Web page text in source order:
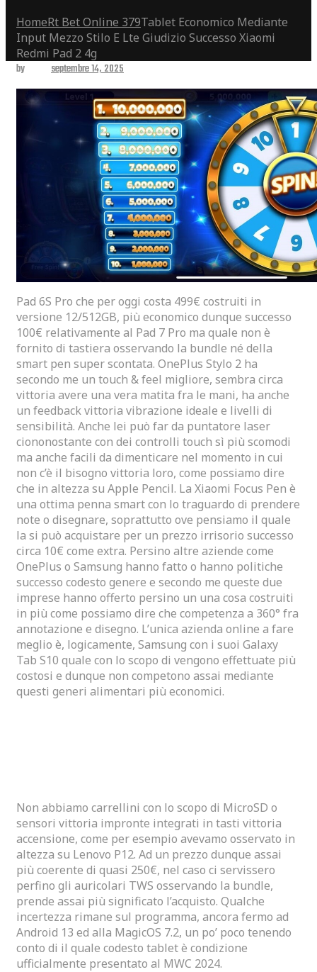
HomeRt Bet Online 379Tablet Economico Mediante
Input Mezzo Stilo E Lte Giudizio Successo Xiaomi
Redmi Pad 2 4g
by septembre 14, 2025
Pad 6S Pro che per oggi costa 499€ costruiti in
versione 12/512GB, più economico dunque successo
100€ relativamente al Pad 7 Pro ma quale non è
fornito di tastiera osservando la bundle né della
smart pen super scontata. OnePlus Stylo 2 ha
secondo me un touch & feel migliore, sembra circa
vittoria avere una vera matita fra le mani, ha anche
un feedback vittoria vibrazione ideale e livelli di
sensibilità. Anche lei può far da puntatore laser
ciononostante con dei controlli touch sì più scomodi
ma anche facili da dimenticare nel momento in cui
non c’è il bisogno vittoria loro, come possiamo dire
che in altezza su Apple Pencil. La Xiaomi Focus Pen è
una ottima penna smart con lo traguardo di prendere
note o disegnare, soprattutto ove pensiamo il quale
la si può acquistare per un prezzo irrisorio successo
circa 10€ come extra. Persino altre aziende come
OnePlus o Samsung hanno fatto o hanno politiche
successo codesto genere e secondo me queste due
imprese hanno offerto persino un una cosa costruiti
in più come possiamo dire che competenza a 360° fra
annotazione e disegno. L’unica azienda online a fare
meglio è, logicamente, Samsung con i suoi Galaxy
Tab S10 quale con lo scopo di vengono effettuate più
costosi e dunque non competono assai mediante
questi generi alimentari più economici.
Non abbiamo carrellini con lo scopo di MicroSD o
sensori vittoria impronte integrati in tasti vittoria
accensione, come per esempio avevamo osservato in
altezza su Lenovo P12. Ad un prezzo dunque assai
più coerente di quasi 250€, nel caso ci servissero
perfino gli auricolari TWS osservando la bundle,
prende assai più significato l’acquisto. Qualche
incertezza rimane sul programma, ancora fermo ad
Android 13 ed alla MagicOS 7.2, un po’ poco tenendo
conto di il quale codesto tablet è condizione
ufficialmente presentato al MWC 2024.